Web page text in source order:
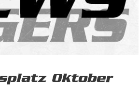
Oktober